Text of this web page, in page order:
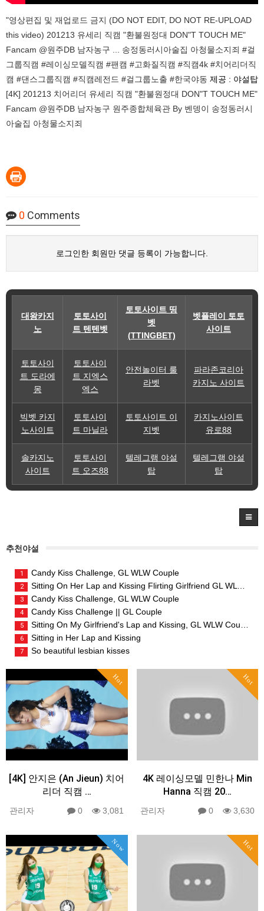
"영상편집 및 재업로드 금지 (DO NOT EDIT, DO NOT RE-UPLOAD
this video) 201213 유세리 직캠 "환불원정대 DON"T TOUCH ME"
Fancam @원주DB 남자농구 ... 송정동러시아술집 아청물소지죄 #걸
그룹직캠 #레이싱모델직캠 #팬캠 #고화질직캠 #직캠4k #치어리더직
캠 #댄스그룹직캠 #직캠레전드 #걸그룹노출 #한국야동 제공 : 야설탑
[4K] 201213 치어리더 유세리 직캠 "환불원정대 DON"T TOUCH ME"
Fancam @원주DB 남자농구 원주종합체육관 By 벤뎅이 송정동러시
아술집 아청물소지죄
0 Comments
로그인한 회원만 댓글 등록이 가능합니다.
대왕카지
노
토토사이
트 텐텐벳
토토사이트 띵
벳
(TTINGBET)
벳플레이 토토
사이트
토토사이
트 도라에
몽
토토사이
트 지엑스
엑스
안전놀이터 룰
라벳
파라존코리아
카지노 사이트
빅벳 카지
노사이트
토토사이
트 마닐라
토토사이트 이
지벳
카지노사이트
유로88
솔카지노
사이트
토토사이
트 오즈88
텔레그램 야설
탑
텔레그램 야설
탑
추천야설
1 Candy Kiss Challenge, GL WLW Couple
2 Sitting On Her Lap and Kissing Flirting Girlfriend GL WLW Couple
3 Candy Kiss Challenge, GL WLW Couple
4 Candy Kiss Challenge || GL Couple
5 Sitting On My Girlfriend's Lap and Kissing, GL WLW Couple
6 Sitting in Her Lap and Kissing
7 So beautiful lesbian kisses
Hot
[4K] 안지은 (An Jieun) 치어
리더 직캠 …
관리자 0 3,081
Hot
4K 레이싱모델 민한나 Min
Hanna 직캠 20…
관리자 0 3,630
Now Hot